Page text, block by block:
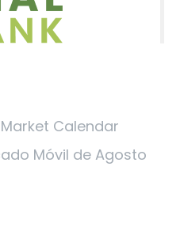
Calendar
Móvil de Agosto